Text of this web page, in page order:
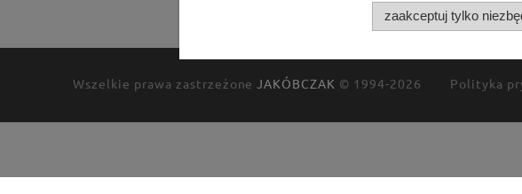
Wszelkie prawa zastrzeżoneJAKÓBCZAK © 1994-2026 Polityka
zaakceptuj tylko